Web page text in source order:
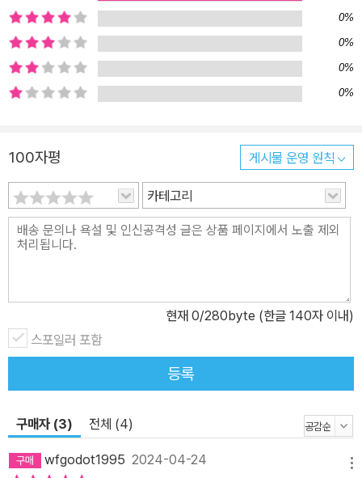
0%
0%
0%
0%
100자평 게시물 운영 원칙
카테고리
현재 0/280byte (한글 140자 이내)
스포일러 포함
등록
구매자 (3) 전체 (4)
wfgodot1995 2024-04-24